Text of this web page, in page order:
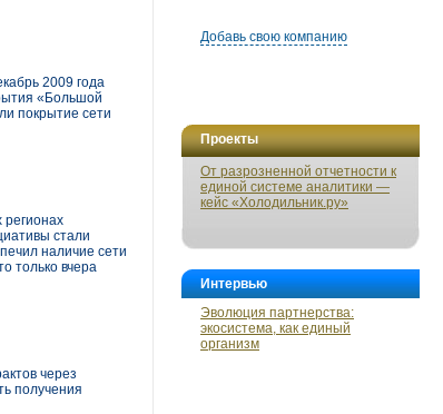
Добавь свою компанию
Проекты
От разрозненной отчетности к
единой системе аналитики —
кейс «Холодильник.ру»
Интервью
Эволюция партнерства:
экосистема, как единый
организм
2009 года
«Большой
покрытие сети
стали
наличие сети
только вчера
через
получения